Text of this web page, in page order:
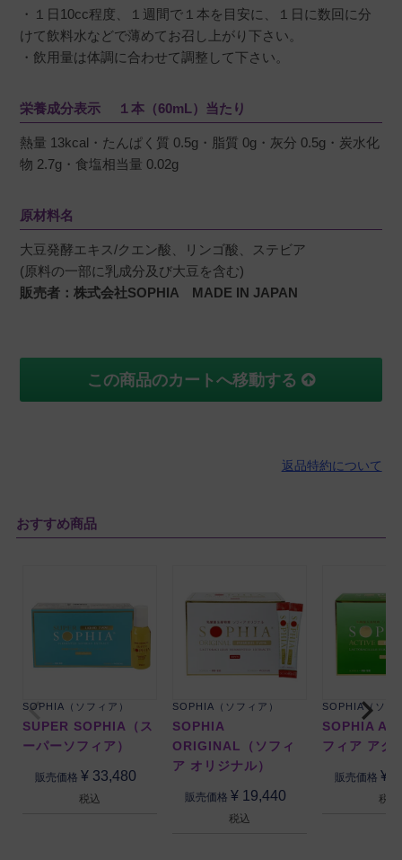
・１日10cc程度、１週間で１本を目安に、１日に数回に分
けて飲料水などで薄めてお召し上がり下さい。
・飲用量は体調に合わせて調整して下さい。
栄養成分表示 １本（60mL）当たり
熱量 13kcal・たんぱく質 0.5g・脂質 0g・灰分 0.5g・炭水化
物 2.7g・食塩相当量 0.02g
原材料名
大豆発酵エキス/クエン酸、リンゴ酸、ステビア
(原料の一部に乳成分及び大豆を含む)
販売者：株式会社SOPHIA MADE IN JAPAN
この商品のカートへ移動する
返品特約について
おすすめ商品
SOPHIA（ソフィア）
SUPER SOPHIA（ス
ーパーソフィア）
販売価格 ¥ 33,480
税込
SOPHIA（ソフィア）
SOPHIA
ORIGINAL（ソフィ
ア オリジナル）
販売価格 ¥ 19,440
税込
SOPHIA（ソフ
SOPHIA
フィア アク
販売価格 ¥
税込